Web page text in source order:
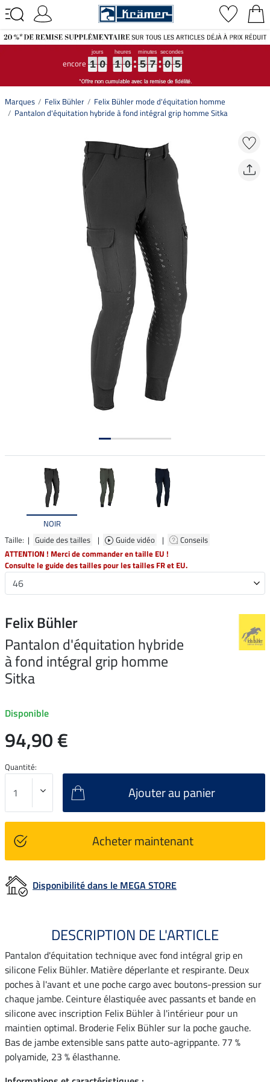
encore 1
1
1
1 0
0
0
0 1
1
1
1 0
0
0
0 5
5
5
5 7
7
7
7 0
0
0
0 4
5
4
5
Marques Felix Bühler
Felix Bühler mode d'équitation homme
Pantalon d'équitation hybride à fond intégral grip homme Sitka
NOIR
Taille: | Guide des tailles | Guide vidéo |
Conseils
ATTENTION ! Merci de commander en taille EU !
Consulte le guide des tailles pour les tailles FR et EU.
Felix Bühler
Pantalon d'équitation hybride
à fond intégral grip homme
Sitka
Disponible
94,90 €
Quantité:
Ajouter au panier
Acheter maintenant
Disponibilité dans le MEGA STORE
DESCRIPTION DE L'ARTICLE
Pantalon d'équitation technique avec fond intégral grip en
silicone Felix Bühler. Matière déperlante et respirante. Deux
poches à l'avant et une poche cargo avec boutons-pression sur
chaque jambe. Ceinture élastiquée avec passants et bande en
silicone avec inscription Felix Bühler à l'intérieur pour un
maintien optimal. Broderie Felix Bühler sur la poche gauche.
Bas de jambe extensible sans patte auto-agrippante. 77 %
polyamide, 23 % élasthanne.